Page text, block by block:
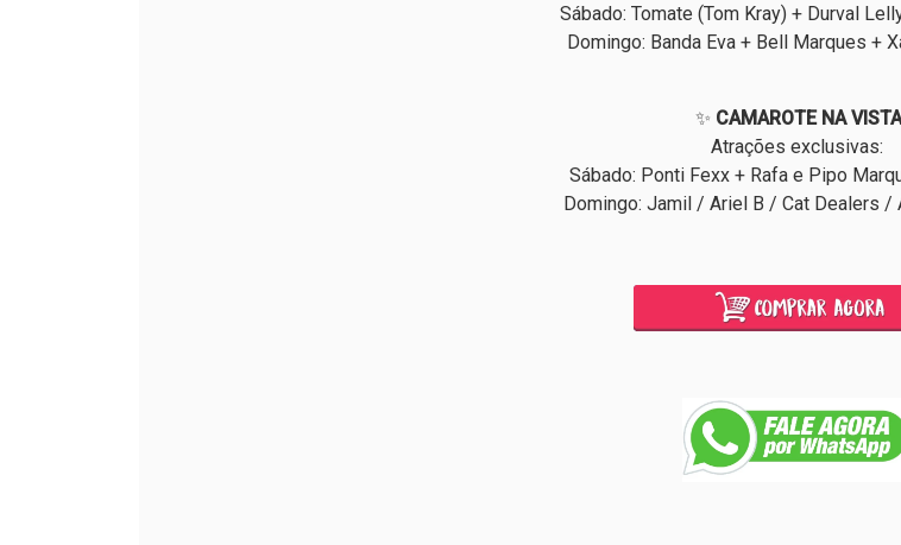
Sábado: Tomate (Tom Kray) + Durval
Domingo: Banda Eva + Bell Marques +
✨ CAMAROTE NA VISTA
Atrações exclusivas:
Sábado: Ponti Fexx + Rafa e Pipo
Domingo: Jamil / Ariel B / Cat Dealers /